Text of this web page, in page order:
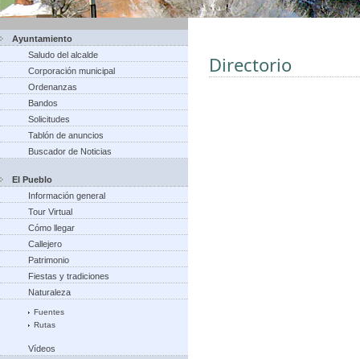
Ayuntamiento
Saludo del alcalde
Corporación municipal
Ordenanzas
Bandos
Solicitudes
Tablón de anuncios
Buscador de Noticias
El Pueblo
Información general
Tour Virtual
Cómo llegar
Callejero
Patrimonio
Fiestas y tradiciones
Naturaleza
Fuentes
Rutas
Vídeos
Directorio